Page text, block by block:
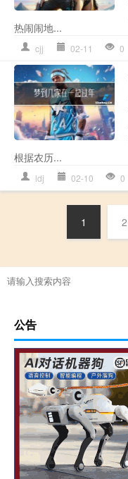
热闹闹地...
cjj 02-11 0
根据农历...
ldj 02-10 0
1 2
公告